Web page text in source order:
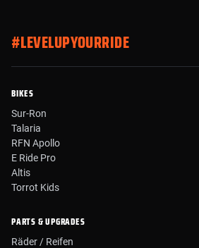
#LEVELUPYOURRIDE
BIKES
Sur-Ron
Talaria
RFN Apollo
E Ride Pro
Altis
Torrot Kids
PARTS & UPGRADES
Räder / Reifen